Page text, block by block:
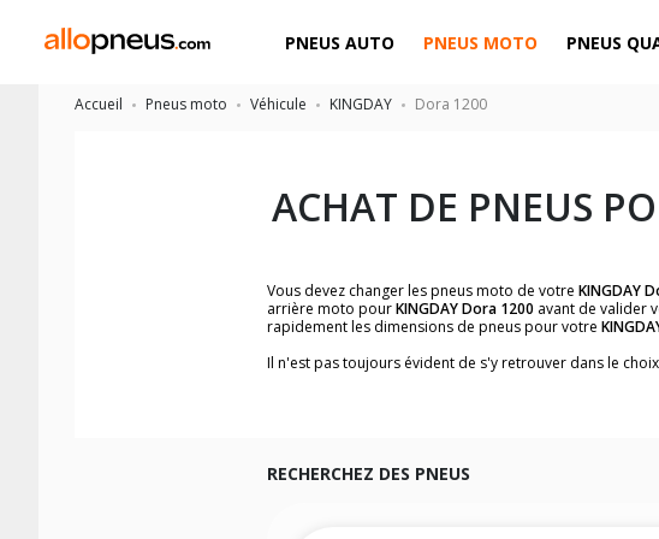
PNEUS AUTO PNEUS MOTO PNEUS
Accueil Pneus moto Véhicule KINGDAY Dora 1200
ACHAT DE PNEUS
Vous devez changer les pneus moto de votre KINGDAY
arrière moto pourKINGDAY Dora 1200 avant de valider
rapidement les dimensions de pneus pour votre
Il n'est pas toujours évident de s'y retrouver dans le
Vous ne savez pas comment trouver les dimensions de
facilement.
RECHERCHEZ DES PNEUS